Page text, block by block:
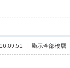
顯示全部樓層